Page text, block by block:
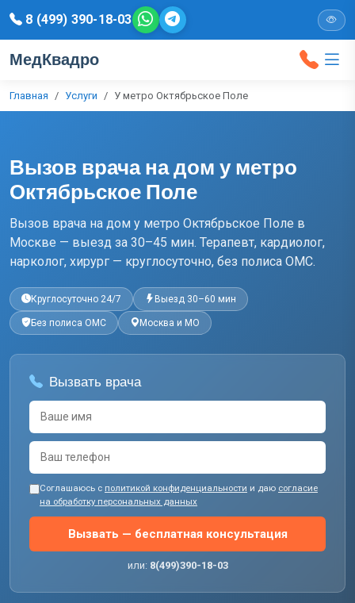
8 (499) 390-18-03
МедКвадро
Главная Услуги У метро Октябрьское Поле
Вызов врача на дом у метро
Октябрьское Поле
Вызов врача на дом у метро Октябрьское Поле в
Москве — выезд за 30–45 мин. Терапевт, кардиолог,
нарколог, хирург — круглосуточно, без полиса ОМС.
Круглосуточно 24/7 Выезд 30–60 мин
Без полиса ОМС Москва и МО
Вызвать врача
Соглашаюсь с политикой конфиденциальности и даю согласие
на обработку персональных данных
Вызвать — бесплатная консультация
или: 8(499)390-18-03